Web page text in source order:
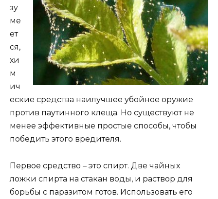
зу
ме
ет
ся,
хи
м
ич
еские средства наилучшее убойное оружие
против паутинного клеща. Но существуют не
менее эффективные простые способы, чтобы
победить этого вредителя.
Первое средство – это спирт. Две чайных
ложки спирта на стакан воды, и раствор для
борьбы с паразитом готов. Использовать его